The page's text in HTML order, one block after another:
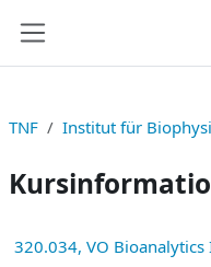
TNF Institut für
320.034, VO